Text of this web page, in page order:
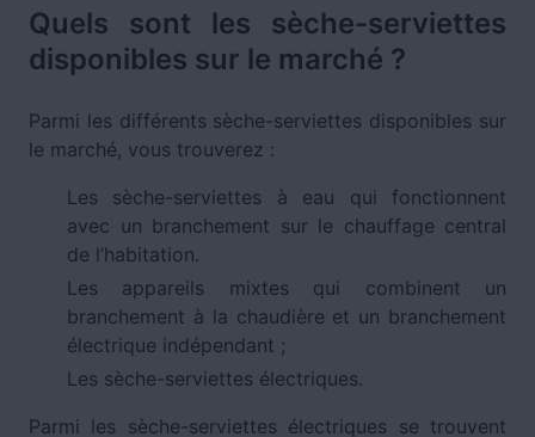
Quels sont les sèche-serviettes
disponibles sur le marché ?
Parmi les différents sèche-serviettes disponibles sur
le marché, vous trouverez :
Les sèche-serviettes à eau qui fonctionnent
avec un branchement sur le chauffage central
de l’habitation.
Les appareils mixtes qui combinent un
branchement à la chaudière et un branchement
électrique indépendant ;
Les sèche-serviettes électriques.
Parmi les sèche-serviettes électriques se trouvent